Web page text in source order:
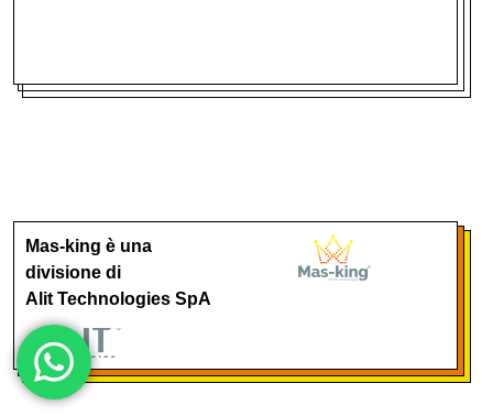
Mas-king è una
divisione di
Alit Technologies SpA